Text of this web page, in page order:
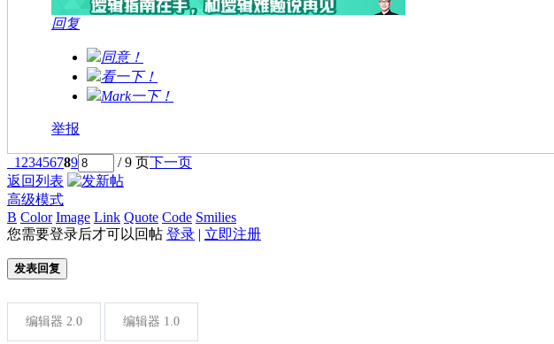
回复
同意！
看一下！
Mark一下！
举报
1 23456789 / 9 页下一页
返回列表
高级模式
B Color Image Link Quote Code Smilies
您需要登录后才可以回帖 登录 | 立即注册
发表回复
编辑器 2.0 编辑器 1.0